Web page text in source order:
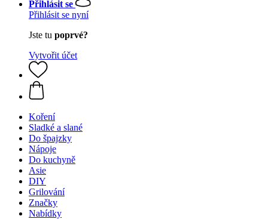
Přihlásit se
Přihlásit se nyní
Jste tu poprvé?
Vytvořit účet
Koření
Sladké a slané
Do špajzky
Nápoje
Do kuchyně
Asie
DIY
Grilování
Značky
Nabídky